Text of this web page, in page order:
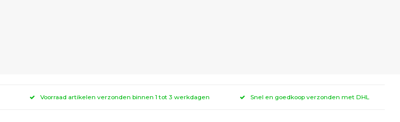
Voorraad artikelen verzonden binnen 1 tot 3 werkdagen Snel en goedkoop verzonden met DHL